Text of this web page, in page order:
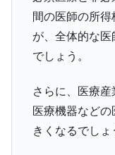
間の医師の所
が、全体的な
でしょう。
さらに、医療産
医療機器など
きくなるでしょ